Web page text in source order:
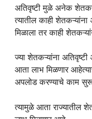
अतिवृष्टी मुळे अनेक
त्यातील काही शेतकऱ्यांना
मिळाला तर काही
ज्या शेतकऱ्यांना अतिवृष्टी
आता लाभ मिळणार
अपलोड करण्याचे काम
त्यामुळे आता राज्यातील